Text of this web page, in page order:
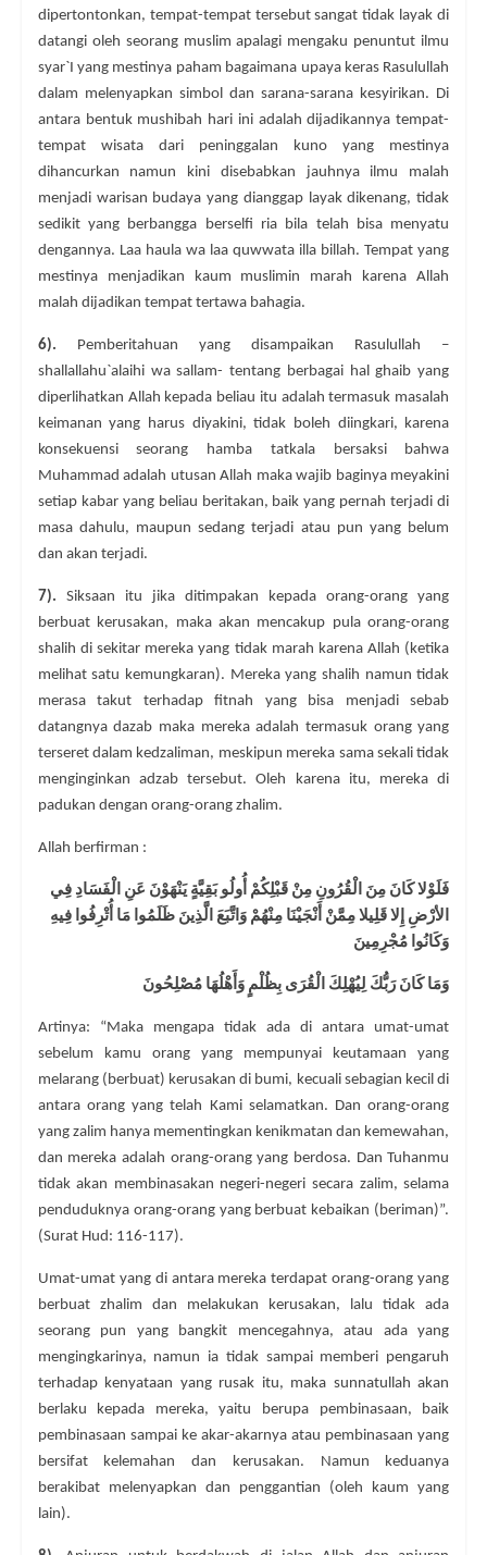
dipertontonkan, tempat-tempat tersebut sangat tidak layak di
datangi oleh seorang muslim apalagi mengaku penuntut ilmu
syar`I yang mestinya paham bagaimana upaya keras Rasulullah
dalam melenyapkan simbol dan sarana-sarana kesyirikan. Di
antara bentuk mushibah hari ini adalah dijadikannya tempat-
tempat wisata dari peninggalan kuno yang mestinya
dihancurkan namun kini disebabkan jauhnya ilmu malah
menjadi warisan budaya yang dianggap layak dikenang, tidak
sedikit yang berbangga berselfi ria bila telah bisa menyatu
dengannya. Laa haula wa laa quwwata illa billah. Tempat yang
mestinya menjadikan kaum muslimin marah karena Allah
malah dijadikan tempat tertawa bahagia.
6). Pemberitahuan yang disampaikan Rasulullah –
shallallahu`alaihi wa sallam- tentang berbagai hal ghaib yang
diperlihatkan Allah kepada beliau itu adalah termasuk masalah
keimanan yang harus diyakini, tidak boleh diingkari, karena
konsekuensi seorang hamba tatkala bersaksi bahwa
Muhammad adalah utusan Allah maka wajib baginya meyakini
setiap kabar yang beliau beritakan, baik yang pernah terjadi di
masa dahulu, maupun sedang terjadi atau pun yang belum
dan akan terjadi.
7). Siksaan itu jika ditimpakan kepada orang-orang yang
berbuat kerusakan, maka akan mencakup pula orang-orang
shalih di sekitar mereka yang tidak marah karena Allah (ketika
melihat satu kemungkaran). Mereka yang shalih namun tidak
merasa takut terhadap fitnah yang bisa menjadi sebab
datangnya dazab maka mereka adalah termasuk orang yang
terseret dalam kedzaliman, meskipun mereka sama sekali tidak
menginginkan adzab tersebut. Oleh karena itu, mereka di
padukan dengan orang-orang zhalim.
Allah berfirman :
فَلَوْلا كَانَ مِنَ الْقُرُونِ مِنْ قَبْلِكُمْ أُولُو بَقِيَّةٍ يَنْهَوْنَ عَنِ الْفَسَادِ فِي
الأرْضِ إِلا قَلِيلا مِمَّنْ أَنْجَيْنَا مِنْهُمْ وَاتَّبَعَ الَّذِينَ ظَلَمُوا مَا أُتْرِفُوا فِيهِ
وَكَانُوا مُجْرِمِينَ
وَمَا كَانَ رَبُّكَ لِيُهْلِكَ الْقُرَى بِظُلْمٍ وَأَهْلُهَا مُصْلِحُونَ
Artinya: “Maka mengapa tidak ada di antara umat-umat
sebelum kamu orang yang mempunyai keutamaan yang
melarang (berbuat) kerusakan di bumi, kecuali sebagian kecil di
antara orang yang telah Kami selamatkan. Dan orang-orang
yang zalim hanya mementingkan kenikmatan dan kemewahan,
dan mereka adalah orang-orang yang berdosa. Dan Tuhanmu
tidak akan membinasakan negeri-negeri secara zalim, selama
penduduknya orang-orang yang berbuat kebaikan (beriman)”.
(Surat Hud: 116-117).
Umat-umat yang di antara mereka terdapat orang-orang yang
berbuat zhalim dan melakukan kerusakan, lalu tidak ada
seorang pun yang bangkit mencegahnya, atau ada yang
mengingkarinya, namun ia tidak sampai memberi pengaruh
terhadap kenyataan yang rusak itu, maka sunnatullah akan
berlaku kepada mereka, yaitu berupa pembinasaan, baik
pembinasaan sampai ke akar-akarnya atau pembinasaan yang
bersifat kelemahan dan kerusakan. Namun keduanya
berakibat melenyapkan dan penggantian (oleh kaum yang
lain).